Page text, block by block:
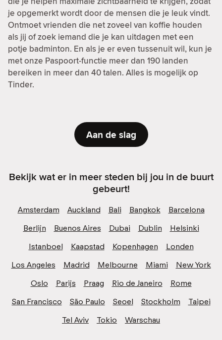
je opgemerkt wordt door de mensen die je leuk vindt.
Ontmoet vrienden die net zoveel van koffie houden
als jij of zoek iemand die je kan uitdagen met een
potje badminton. En als je er even tussenuit wil, kun je
met onze Paspoort-functie meer dan 190 landen
bereiken in meer dan 40 talen. Alles is mogelijk op
Tinder.
Aan de slag
Bekijk wat er in meer steden bij jou in de buurt
gebeurt!
Amsterdam Auckland Bali Bangkok
Barcelona
Berlijn
Buenos Aires Dubai Dublin
Helsinki
Istanboel
Kaapstad Kopenhagen
Londen
Los Angeles
Madrid Melbourne Miami
New York
Oslo
Parijs Praag Rio de Janeiro
Rome
San Francisco
São Paulo Seoel Stockholm
Taipei
Tel Aviv
Tokio Warschau